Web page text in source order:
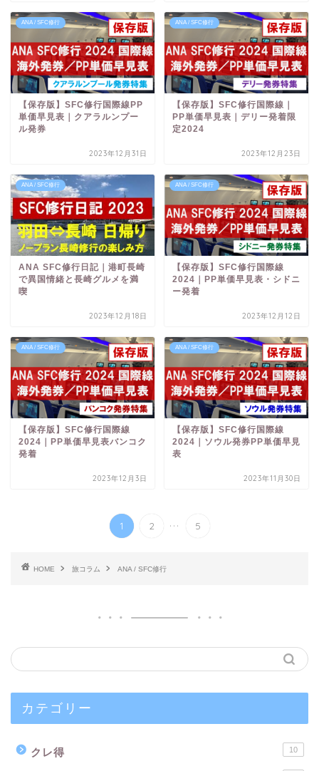
ANA / SFC修行
【保存版】SFC修行国際線PP
単価早見表｜クアラルンプー
ル発券
2023年12月31日
ANA / SFC修行
【保存版】SFC修行国際線｜
PP単価早見表｜デリー発着限
定2024
2023年12月23日
ANA / SFC修行
ANA SFC修行日記｜港町長崎
で異国情緒と長崎グルメを満
喫
2023年12月18日
ANA / SFC修行
【保存版】SFC修行国際線
2024｜PP単価早見表・シドニ
ー発着
2023年12月12日
ANA / SFC修行
【保存版】SFC修行国際線
2024｜PP単価早見表バンコク
発着
2023年12月3日
ANA / SFC修行
【保存版】SFC修行国際線
2024｜ソウル発券PP単価早見
表
2023年11月30日
1 2 ... 5
HOME 旅コラム ANA / SFC修行
カテゴリー
クレ得 10